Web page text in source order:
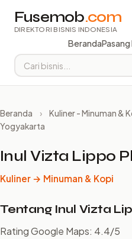
Fusemob.com
DIREKTORI BISNIS INDONESIA
BerandaPasang
Beranda › Kuliner - Minuman &
Yogyakarta
Inul Vizta Lippo
Kuliner → Minuman & Kopi
Tentang Inul Vizta
Rating Google Maps: 4.4/5